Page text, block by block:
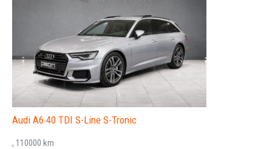
Audi A6 40 TDI S-Line S-Tronic
, 110000 km